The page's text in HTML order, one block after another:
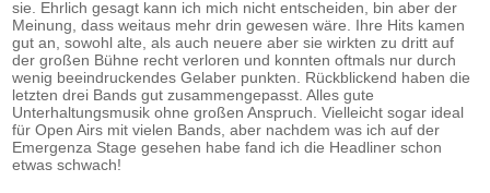
sie. Ehrlich gesagt kann ich mich nicht entscheiden, bin aber der
Meinung, dass weitaus mehr drin gewesen wäre. Ihre Hits kamen
gut an, sowohl alte, als auch neuere aber sie wirkten zu dritt auf
der großen Bühne recht verloren und konnten oftmals nur durch
wenig beeindruckendes Gelaber punkten. Rückblickend haben die
letzten drei Bands gut zusammengepasst. Alles gute
Unterhaltungsmusik ohne großen Anspruch. Vielleicht sogar ideal
für Open Airs mit vielen Bands, aber nachdem was ich auf der
Emergenza Stage gesehen habe fand ich die Headliner schon
etwas schwach!